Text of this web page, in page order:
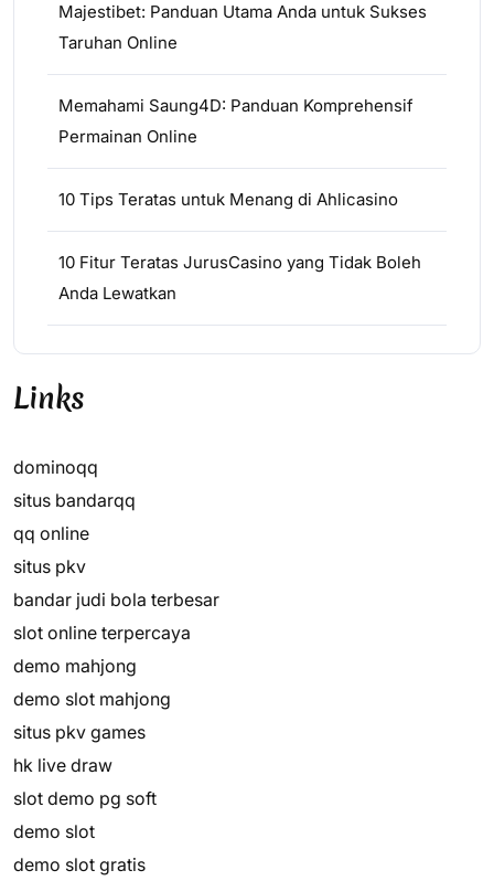
Majestibet: Panduan Utama Anda untuk Sukses
Taruhan Online
Memahami Saung4D: Panduan Komprehensif
Permainan Online
10 Tips Teratas untuk Menang di Ahlicasino
10 Fitur Teratas JurusCasino yang Tidak Boleh
Anda Lewatkan
Links
dominoqq
situs bandarqq
qq online
situs pkv
bandar judi bola terbesar
slot online terpercaya
demo mahjong
demo slot mahjong
situs pkv games
hk live draw
slot demo pg soft
demo slot
demo slot gratis